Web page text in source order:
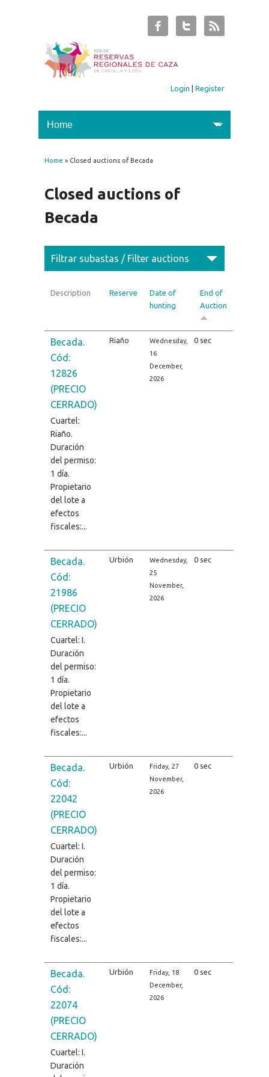
Login |Register
You are here
Home » Closed auctions of Becada
Closed auctions of
Becada
Filtrar subastas / Filter auctions
Description Reserve
Date of
hunting
End of
Auction
Becada.
Cód:
12826
(PRECIO
CERRADO)
Cuartel:
Riaño.
Duración
del permiso:
1 día.
Propietario
del lote a
efectos
fiscales:...
Riaño
Wednesday,
16
December,
2026
0 sec
Becada.
Cód:
21986
(PRECIO
CERRADO)
Cuartel: I.
Duración
del permiso:
1 día.
Propietario
del lote a
efectos
fiscales:...
Urbión
Wednesday,
25
November,
2026
0 sec
Becada.
Cód:
22042
(PRECIO
CERRADO)
Cuartel: I.
Duración
del permiso:
1 día.
Propietario
del lote a
efectos
fiscales:...
Urbión
Friday, 27
November,
2026
0 sec
Becada.
Cód:
22074
(PRECIO
CERRADO)
Cuartel: I.
Duración
Urbión
Friday, 18
December,
2026
0 sec